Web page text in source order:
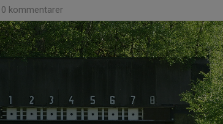
0 kommentarer